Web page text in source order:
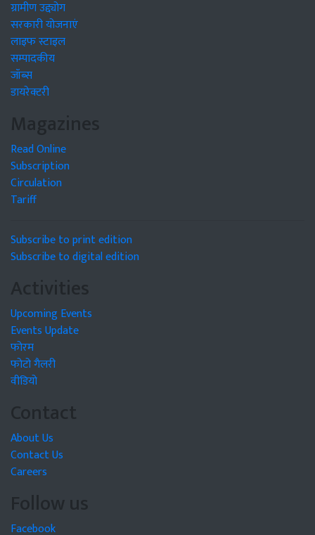
ग्रामीण उद्द्योग
सरकारी योजनाएं
लाइफ स्टाइल
सम्पादकीय
जॉब्स
डायरेक्टरी
Magazines
Read Online
Subscription
Circulation
Tariff
Subscribe to print edition
Subscribe to digital edition
Activities
Upcoming Events
Events Update
फोरम
फोटो गैलरी
वीडियो
Contact
About Us
Contact Us
Careers
Follow us
Facebook